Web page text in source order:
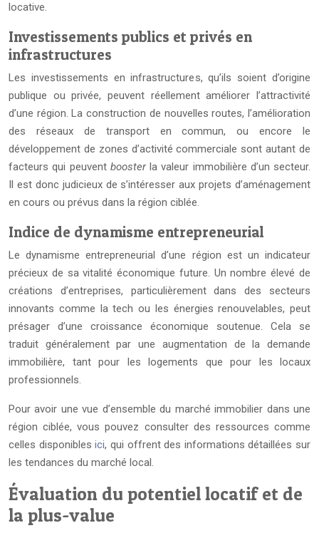
locative.
Investissements publics et privés en
infrastructures
Les investissements en infrastructures, qu’ils soient d’origine
publique ou privée, peuvent réellement améliorer l’attractivité
d’une région. La construction de nouvelles routes, l’amélioration
des réseaux de transport en commun, ou encore le
développement de zones d’activité commerciale sont autant de
facteurs qui peuvent booster la valeur immobilière d’un secteur.
Il est donc judicieux de s’intéresser aux projets d’aménagement
en cours ou prévus dans la région ciblée.
Indice de dynamisme entrepreneurial
Le dynamisme entrepreneurial d’une région est un indicateur
précieux de sa vitalité économique future. Un nombre élevé de
créations d’entreprises, particulièrement dans des secteurs
innovants comme la tech ou les énergies renouvelables, peut
présager d’une croissance économique soutenue. Cela se
traduit généralement par une augmentation de la demande
immobilière, tant pour les logements que pour les locaux
professionnels.
Pour avoir une vue d’ensemble du marché immobilier dans une
région ciblée, vous pouvez consulter des ressources comme
celles disponiblesici, qui offrent des informations détaillées sur
les tendances du marché local.
Évaluation du potentiel locatif et de
la plus-value